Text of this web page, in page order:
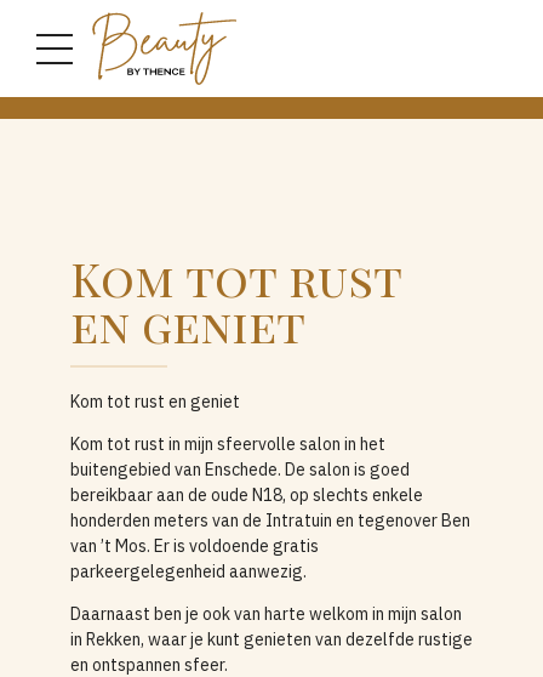
Contact
Kom tot rust
en geniet
Kom tot rust en geniet
Kom tot rust in mijn sfeervolle salon in het
buitengebied van Enschede. De salon is goed
bereikbaar aan de oude N18, op slechts enkele
honderden meters van de Intratuin en tegenover Ben
van ’t Mos. Er is voldoende gratis
parkeergelegenheid aanwezig.
Daarnaast ben je ook van harte welkom in mijn salon
in Rekken, waar je kunt genieten van dezelfde rustige
en ontspannen sfeer.